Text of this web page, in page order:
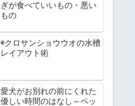
ぎが食べていいもの・悪い
もの
◉クロサンショウウオの水槽
レイアウト術
愛犬がお別れの前にくれた
優しい時間のはなし～ペッ